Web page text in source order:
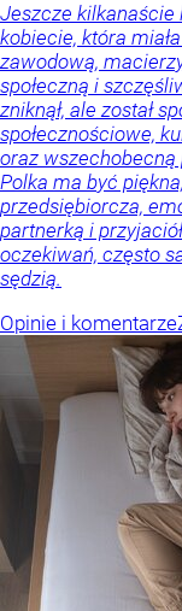
Jeszcze kilkanaście
kobiecie, która
zawodową,
społeczną i
zniknął, ale został
społecznościowe,
oraz wszechobecną
Polka ma być
przedsiębiorcza,
partnerką i
oczekiwań, często
sędzią.
Opinie i komentarze